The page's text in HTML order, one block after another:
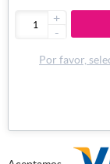
+
-
Por favor,